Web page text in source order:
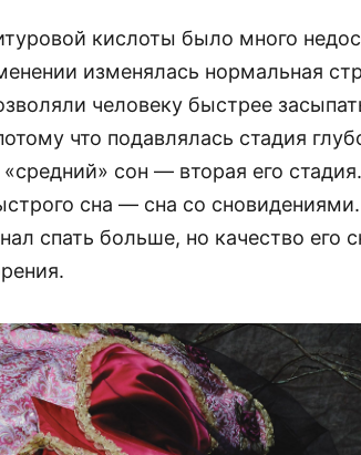
кислоты было много
изменялась нормальная
человеку быстрее
что подавлялась стадия
«средний» сон — вторая его
сна — сна со
спать больше, но качество его